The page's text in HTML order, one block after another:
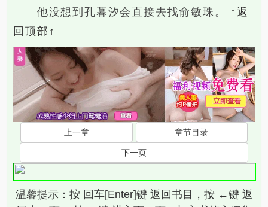
他没想到孔暮汐会直接去找俞敏珠。 ↑返
回顶部↑
上一章 章节目录
下一页
温馨提示：按 回车[Enter]键 返回书目，按 ←键 返